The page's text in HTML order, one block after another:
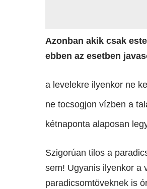
Azonban akik csak
ebben az esetben
a levelekre ilyenkor ne
ne tocsogjon vízben a
kétnaponta alaposan
Szigorúan tilos a
sem! Ugyanis ilyenkor a
paradicsomtöveknek is